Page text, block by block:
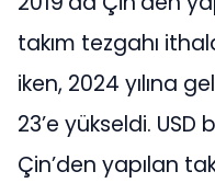
takım tezgahı
iken, 2024 yılına
23’e yükseldi.
Çin’den yapılan